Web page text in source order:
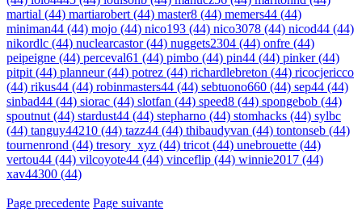
martial (44) martiarobert (44) master8 (44) memers44 (44)
miniman44 (44) mojo (44) nico193 (44) nico3078 (44) nicod44 (44)
nikordlc (44) nuclearcastor (44) nuggets2304 (44) onfre (44)
peipeigne (44) perceval61 (44) pimbo (44) pin44 (44) pinker (44)
pitpit (44) planneur (44) potrez (44) richardlebreton (44) ricocjericco
(44) rikus44 (44) robinmasters44 (44) sebtuono660 (44) sep44 (44)
sinbad44 (44) siorac (44) slotfan (44) speed8 (44) spongebob (44)
spoutnut (44) stardust44 (44) stepharno (44) stomhacks (44) sylbc
(44) tanguy44210 (44) tazz44 (44) thibaudyvan (44) tontonseb (44)
tournenrond (44) tresory_xyz (44) tricot (44) unebrouette (44)
vertou44 (44) vilcoyote44 (44) vinceflip (44) winnie2017 (44)
xav44300 (44)
Page precedente Page suivante